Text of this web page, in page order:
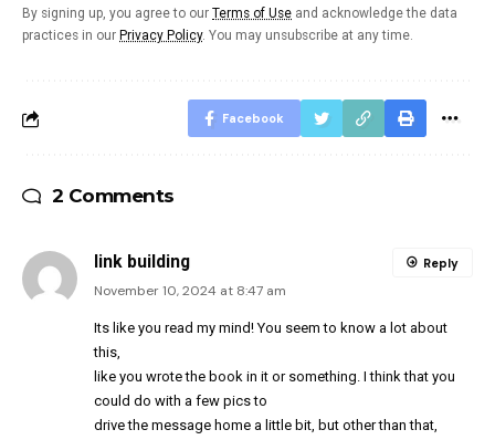
By signing up, you agree to our Terms of Use and acknowledge the data
practices in our Privacy Policy. You may unsubscribe at any time.
Facebook
2 Comments
link building
November 10, 2024 at 8:47 am
Its like you read my mind! You seem to know a lot about
this,
like you wrote the book in it or something. I think that you
could do with a few pics to
drive the message home a little bit, but other than that,
Reply